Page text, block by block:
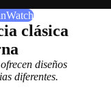
clásica
diseños
diferentes.